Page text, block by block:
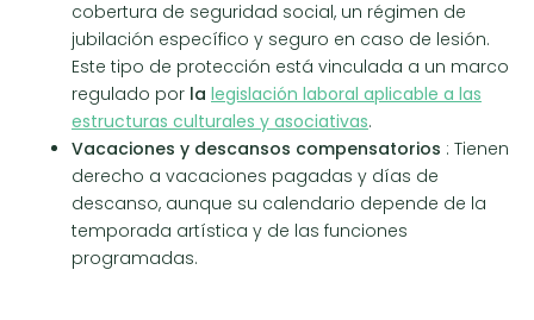
cobertura de seguridad social, un régimen de
jubilación específico y seguro en caso de lesión.
Este tipo de protección está vinculada a un marco
regulado por la legislación laboral aplicable a las
estructuras culturales y asociativas.
Vacaciones y descansos compensatorios : Tienen
derecho a vacaciones pagadas y días de
descanso, aunque su calendario depende de la
temporada artística y de las funciones
programadas.